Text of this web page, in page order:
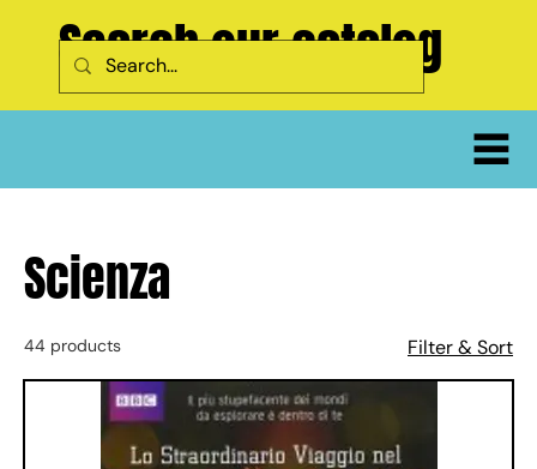
Search our catalog
Scienza
44 products Filter & Sort